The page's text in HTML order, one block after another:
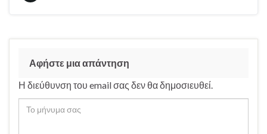
Αφήστε μια απάντηση
Η διεύθυνση του email σας δεν θα δημοσιευθεί.